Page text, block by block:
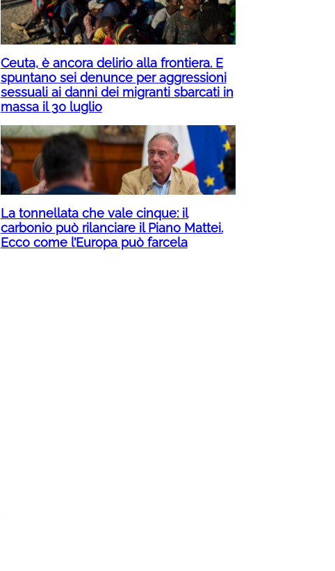
Ceuta, è ancora delirio alla frontiera. E
spuntano sei denunce per aggressioni
sessuali ai danni dei migranti sbarcati in
massa il 30 luglio
La tonnellata che vale cinque: il
carbonio può rilanciare il Piano Mattei.
Ecco come l’Europa può farcela